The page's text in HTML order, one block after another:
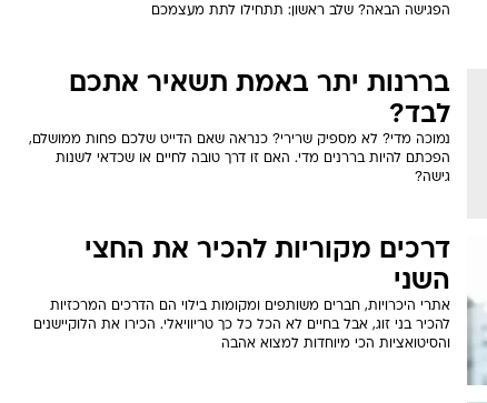
הפגישה הבאה? שלב ראשון: תתחילו לתת מעצמכם
בררנות יתר באמת תשאיר אתכם
לבד?
נמוכה מדי? לא מספיק שרירי? כנראה שאם הדייט שלכם פחות ממושלם,
הפכתם להיות בררנים מדי. האם זו דרך טובה לחיים או שכדאי לשנות
גישה?
דרכים מקוריות להכיר את החצי
השני
אתרי היכרויות, חברים משותפים ומקומות בילוי הם הדרכים המרכזיות
להכיר בני זוג, אבל בחיים לא הכל כל כך טריוויאלי. הכירו את הלוקיישנים
והסיטואציות הכי מיוחדות למצוא אהבה